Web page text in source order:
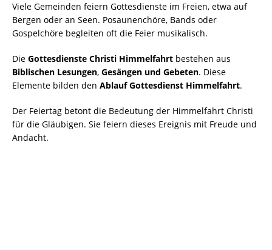
Viele Gemeinden feiern Gottesdienste im Freien, etwa auf
Bergen oder an Seen. Posaunenchöre, Bands oder
Gospelchöre begleiten oft die Feier musikalisch.
Die Gottesdienste Christi Himmelfahrt bestehen aus
Biblischen Lesungen, Gesängen und Gebeten. Diese
Elemente bilden den Ablauf Gottesdienst Himmelfahrt.
Der Feiertag betont die Bedeutung der Himmelfahrt Christi
für die Gläubigen. Sie feiern dieses Ereignis mit Freude und
Andacht.